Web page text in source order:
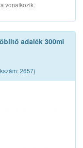
vonatkozik.
adalék 300ml
2657)